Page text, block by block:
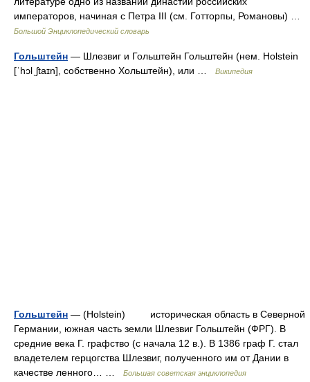
императоров, начиная с Петра III (см. Готторпы, Романовы) …
Большой Энциклопедический словарь
Гольштейн — Шлезвиг и Гольштейн Гольштейн (нем. Holstein
[ˈhɔlˌʃtaɪn], собственно Хольштейн), или …
Википедия
Гольштейн — (Holstein) историческая область в Северной
Германии, южная часть земли Шлезвиг Гольштейн (ФРГ). В
средние века Г. графство (с начала 12 в.). В 1386 граф Г. стал
владетелем герцогства Шлезвиг, полученного им от Дании в
качестве ленного… …
Большая советская энциклопедия